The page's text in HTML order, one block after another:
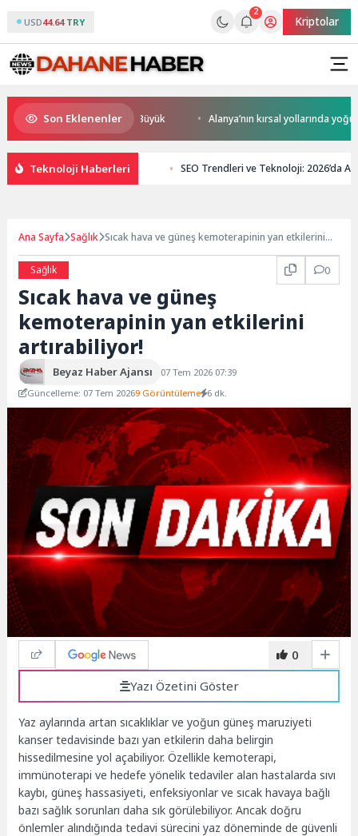
USD44.64 TRY
2
Kriptolar
Son Eklenenler
Potansiyeli Çok Büyük Alanya’nın kırsal yollarında yoğun
Teknoloji Haberleri SEO Trendleri ve Teknoloji: 2026’da
Ana Sayfa Sağlık Sıcak hava ve güneş kemoterapinin yan etkilerini
Sağlık
0
Sıcak hava ve güneş
kemoterapinin yan etkilerini
artırabiliyor!
Beyaz Haber Ajansı
07 Tem 2026 07:39
Güncelleme: 07 Tem 20269 Görüntüleme 6 dk.
0
Yazı Özetini Göster
Yaz aylarında artan sıcaklıklar ve yoğun güneş maruziyeti
kanser tedavisinde bazı yan etkilerin daha belirgin
hissedilmesine yol açabiliyor. Özellikle kemoterapi,
immünoterapi ve hedefe yönelik tedaviler alan hastalarda sıvı
kaybı, güneş hassasiyeti, enfeksiyonlar ve sıcak havaya bağlı
bazı sağlık sorunları daha sık görülebiliyor. Ancak doğru
önlemler alındığında tedavi sürecini yaz döneminde de güvenli